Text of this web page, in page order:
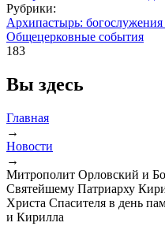
Рубрики:
Архипастырь:
Общецерковные события
183
Вы здесь
Главная
→
Новости
→
Митрополит Орловский и
Святейшему Патриарху
Христа Спасителя в день
и Кирилла